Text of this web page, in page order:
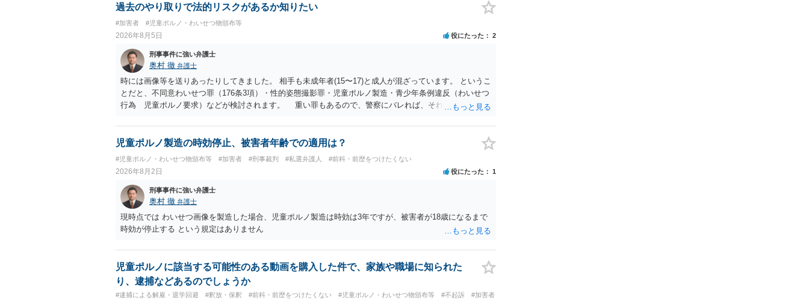
過去のやり取りで法的リスクがあるか知りたい
#加害者 #児童ポルノ・わいせつ物頒布等
2026年8月5日 役にたった 2
刑事事件に強い弁護士
奥村 徹 弁護士
時には画像等を送りあったりしてきました。 相手も未成年者(15〜17)と成人が混ざっています。 というこ
とだと、不同意わいせつ罪（176条3項）・性的姿態撮影罪・児童ポルノ製造・青少年条例違反（わいせつ
行為 児童ポルノ要求）などが検討されます。 重い罪もあるので、警察にバレれば、それなりの捜査を
児童ポルノ製造の時効停止、被害者年齢での適用は？
#児童ポルノ・わいせつ物頒布等 #加害者 #刑事裁判 #私選弁護人 #前科・前歴をつけたくない
2026年8月2日 役にたった 1
刑事事件に強い弁護士
奥村 徹 弁護士
現時点では わいせつ画像を製造した場合、児童ポルノ製造は時効は3年ですが、被害者が18歳になるまで
時効が停止する という規定はありません
児童ポルノに該当する可能性のある動画を購入した件で、家族や職場に知られた
り、逮捕などあるのでしょうか
#逮捕による解雇・退学回避 #釈放・保釈 #前科・前歴をつけたくない #児童ポルノ・わいせつ物頒布等 #不起訴 #加害者